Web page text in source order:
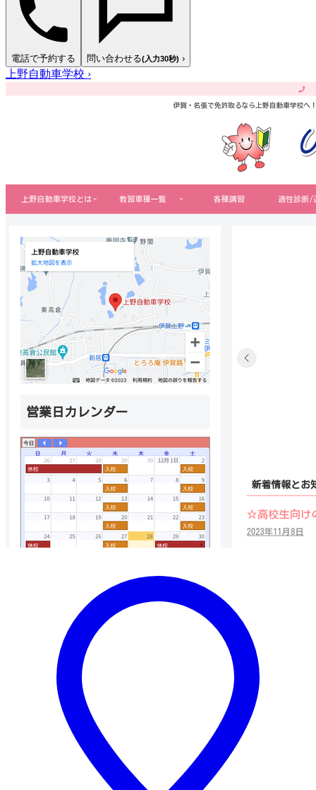
電話で予約する 問い合わせる(入力30秒) ›
上野自動車学校 ›